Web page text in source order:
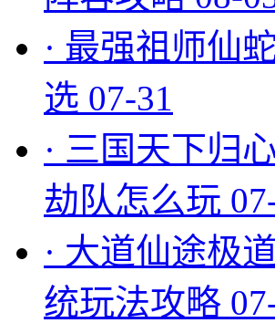
· 最强祖师仙
选 07-31
· 三国天下归
劫队怎么玩
· 大道仙途极
统玩法攻略